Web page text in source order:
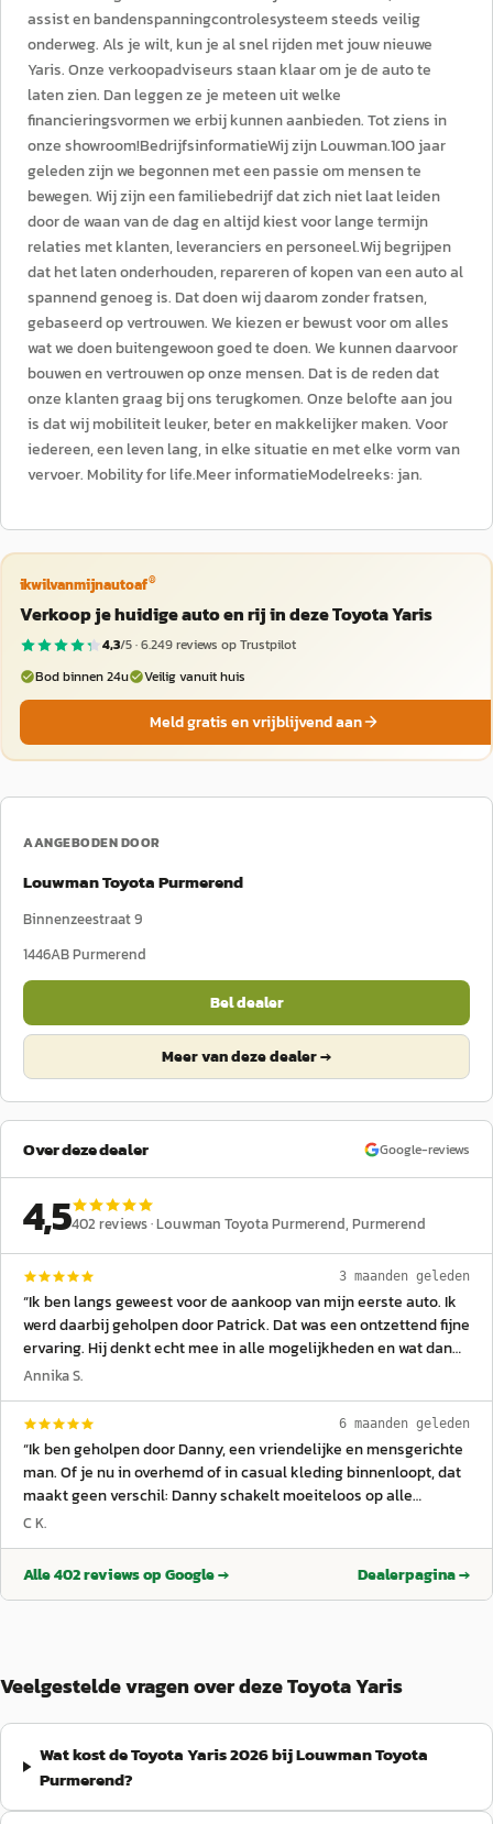
assist en bandenspanningcontrolesysteem steeds veilig
onderweg. Als je wilt, kun je al snel rijden met jouw nieuwe
Yaris. Onze verkoopadviseurs staan klaar om je de auto te
laten zien. Dan leggen ze je meteen uit welke
financieringsvormen we erbij kunnen aanbieden. Tot ziens in
onze showroom!BedrijfsinformatieWij zijn Louwman.100 jaar
geleden zijn we begonnen met een passie om mensen te
bewegen. Wij zijn een familiebedrijf dat zich niet laat leiden
door de waan van de dag en altijd kiest voor lange termijn
relaties met klanten, leveranciers en personeel.Wij begrijpen
dat het laten onderhouden, repareren of kopen van een auto al
spannend genoeg is. Dat doen wij daarom zonder fratsen,
gebaseerd op vertrouwen. We kiezen er bewust voor om alles
wat we doen buitengewoon goed te doen. We kunnen daarvoor
bouwen en vertrouwen op onze mensen. Dat is de reden dat
onze klanten graag bij ons terugkomen. Onze belofte aan jou
is dat wij mobiliteit leuker, beter en makkelijker maken. Voor
iedereen, een leven lang, in elke situatie en met elke vorm van
vervoer. Mobility for life.Meer informatieModelreeks: jan.
ikwilvanmijnautoaf®
Verkoop je huidige auto en rij in deze Toyota Yaris
4,3/5 ·6.249reviews op Trustpilot
Bod binnen 24u
Veilig vanuit huis
Meld gratis en vrijblijvend aan
AANGEBODEN DOOR
Louwman Toyota Purmerend
Binnenzeestraat 9
1446ABPurmerend
Bel dealer
Meer van deze dealer →
Over deze dealer Google-reviews
4,5402 reviews ·Louwman Toyota Purmerend, Purmerend
3 maanden geleden
“Ik ben langs geweest voor de aankoop van mijn eerste auto. Ik
werd daarbij geholpen door Patrick. Dat was een ontzettend fijne
ervaring. Hij denkt echt mee in alle mogelijkheden en wat dan
het beste bij jou past. Uiteraard ging het om een tweedehands
mogelijk, kosteloos weggewerkt werden bij aankoop. Heel erg
fijn bedrijf, heel erg fijn team. Zeer tevreden met mijn aankoop!
Annika S.
6 maanden geleden
“Ik ben geholpen door Danny, een vriendelijke en mensgerichte
man. Of je nu in overhemd of in casual kleding binnenloopt, dat
maakt geen verschil: Danny schakelt moeiteloos op alle
niveaus. Hij heeft enorm veel mensenkennis, is oprecht
moeite een extra stap als dat nodig is. Dit alles in combinatie
met een fijn en hecht team, prettig contact en échte menselijke
stopt niet zodra de auto verkocht is . Danny: complimenten. En
hetzelfde geldt voor het team; het is duidelijk dat hier een sterk
en prettig team staat.”
C K.
Alle402reviews op Google → Dealerpagina →
Veelgestelde vragen over deze Toyota Yaris
Wat kost de Toyota Yaris 2026 bij Louwman Toyota
Purmerend?